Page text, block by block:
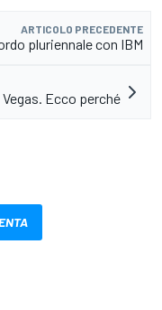
ARTICOLO PRECEDENTE
pluriennale con IBM
Ecco perché